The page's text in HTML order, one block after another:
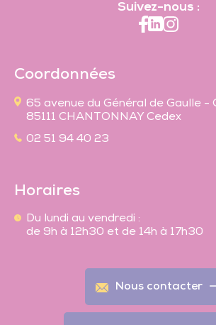
Suivez-nous :
Coordonnées
65 avenue du Général de Gaulle -
85111 CHANTONNAY Cedex
02 51 94 40 23
Horaires
Du lundi au vendredi :
de 9h à 12h30 et de 14h à 17h30
Nous contacter